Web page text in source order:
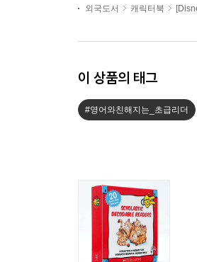
외국도서
캐릭터북
이 상품의 태그
#영어와친해지는_초급리더